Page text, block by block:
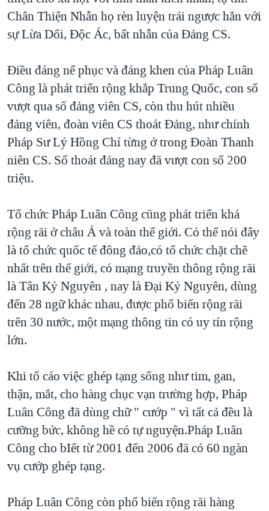
Chân Thiện Nhẫn họ rèn luyện trái ngược hẳn với
sự Lừa Dối, Độc Ác, bất nhẫn của Đảng CS.
Điều đáng nể phục và đáng khen của Pháp Luân
Công là phát triển rộng khắp Trung Quốc, con số
vượt qua số đảng viên CS, còn thu hút nhiều
đảng viên, đoàn viên CS thoát Đảng, như chính
Pháp Sư Lý Hồng Chí từng ở trong Đoàn Thanh
niên CS. Số thoát đảng nay đã vượt con số 200
triệu.
Tổ chức Pháp Luân Công cũng phát triển khá
rộng rãi ở châu Á và toàn thế giới. Có thể nói đây
là tổ chức quốc tế đông đảo,có tổ chức chặt chẽ
nhất trên thế giới, có mạng truyền thông rộng rãi
là Tân Kỷ Nguyên , nay là Đại Kỷ Nguyên, dùng
đến 28 ngữ khác nhau, được phổ biến rộng rãi
trên 30 nước, một mạng thông tin có uy tín rộng
lớn.
Khi tố cáo việc ghép tạng sống như tim, gan,
thận, mắt, cho hàng chục vạn trường hợp, Pháp
Luân Công đã dùng chữ " cướp " vì tất cả đều là
cưỡng bức, không hề có tự nguyện.Pháp Luân
Công cho bIết từ 2001 đến 2006 đã có 60 ngàn
vụ cướp ghép tạng.
Pháp Luân Công còn phổ biến rộng rãi hàng